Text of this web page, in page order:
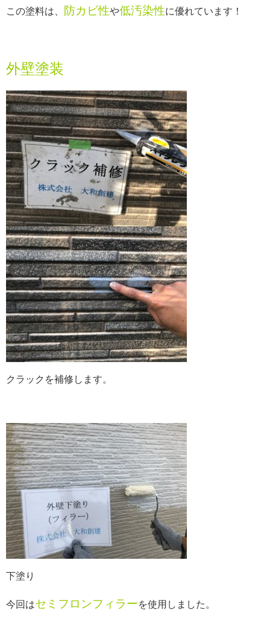
この塗料は、 防カビ性や低汚染性に優れています！
外壁塗装
クラックを補修します。
下塗り
今回はセミフロンフィラーを使用しました。